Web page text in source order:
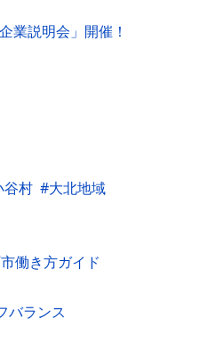
業説明会」開催！
谷村 大北地域
働き方ガイド
バランス